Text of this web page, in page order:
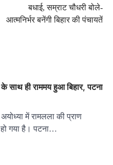
बधाई, सम्राट चौधरी बोले-
आत्मनिर्भर बनेंगी बिहार की पंचायतें
के साथ ही राममय हुआ बिहार, पटना
में रामलला की प्राण
हो गया है। पटना…